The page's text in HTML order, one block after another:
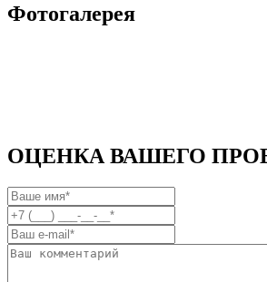
Фотогалерея
ОЦЕНКА ВАШЕГО